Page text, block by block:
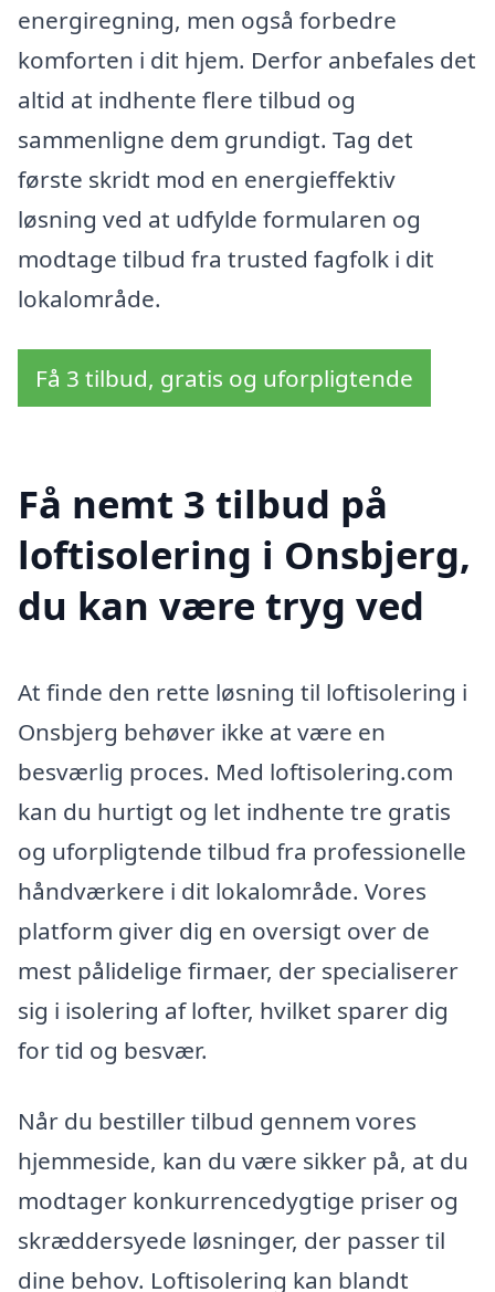
energiregning, men også forbedre
komforten i dit hjem. Derfor anbefales det
altid at indhente flere tilbud og
sammenligne dem grundigt. Tag det
første skridt mod en energieffektiv
løsning ved at udfylde formularen og
modtage tilbud fra trusted fagfolk i dit
lokalområde.
Få 3 tilbud, gratis og uforpligtende
Få nemt 3 tilbud på
loftisolering i Onsbjerg,
du kan være tryg ved
At finde den rette løsning til loftisolering i
Onsbjerg behøver ikke at være en
besværlig proces. Med loftisolering.com
kan du hurtigt og let indhente tre gratis
og uforpligtende tilbud fra professionelle
håndværkere i dit lokalområde. Vores
platform giver dig en oversigt over de
mest pålidelige firmaer, der specialiserer
sig i isolering af lofter, hvilket sparer dig
for tid og besvær.
Når du bestiller tilbud gennem vores
hjemmeside, kan du være sikker på, at du
modtager konkurrencedygtige priser og
skræddersyede løsninger, der passer til
dine behov. Loftisolering kan blandt